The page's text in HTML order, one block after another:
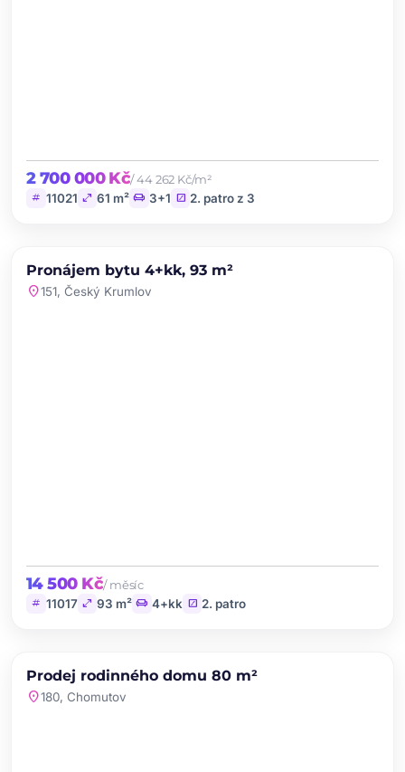
2 700 000 Kč/ 44 262 Kč/m²
tag 11021 open_in_full 61 m² chair 3+1 stairs 2. patro z 3
PRONÁJEM NOVINKA
Pronájem bytu 4+kk, 93 m²
location_on151, Český Krumlov
14 500 Kč/ měsíc
tag 11017 open_in_full 93 m² chair 4+kk stairs 2. patro
PRODEJ NOVINKA
Prodej rodinného domu 80 m²
location_on180, Chomutov